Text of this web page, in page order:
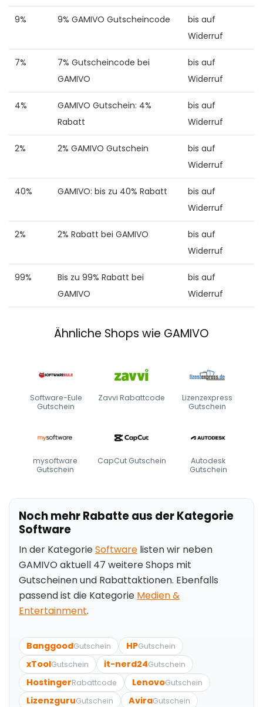
9% 9% GAMIVO Gutscheincode
bis auf
Widerruf
7%
7% Gutscheincode bei
GAMIVO
bis auf
Widerruf
4%
GAMIVO Gutschein: 4%
Rabatt
bis auf
Widerruf
2% 2% GAMIVO Gutschein
bis auf
Widerruf
40% GAMIVO: bis zu 40% Rabatt
bis auf
Widerruf
2% 2% Rabatt bei GAMIVO
bis auf
Widerruf
99%
Bis zu 99% Rabatt bei
GAMIVO
bis auf
Widerruf
Ähnliche Shops wie GAMIVO
Software-Eule
Gutschein
Zavvi Rabattcode
Lizenzexpress
Gutschein
mysoftware
Gutschein
CapCut Gutschein
Autodesk
Gutschein
Noch mehr Rabatte aus der Kategorie
Software
In der KategorieSoftware listen wir neben
GAMIVO aktuell 47 weitere Shops mit
Gutscheinen und Rabattaktionen. Ebenfalls
passend ist die Kategorie Medien &
Entertainment.
BanggoodGutschein HPGutschein
xToolGutschein it-nerd24Gutschein
HostingerRabattcode LenovoGutschein
LizenzguruGutschein AviraGutschein